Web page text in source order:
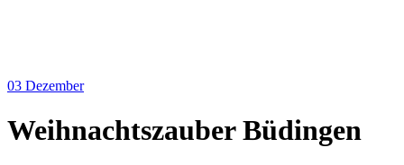
03 Dezember
Weihnachtszauber Büdingen